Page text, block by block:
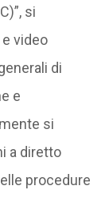
si
video
di
e
si
a diretto
procedure